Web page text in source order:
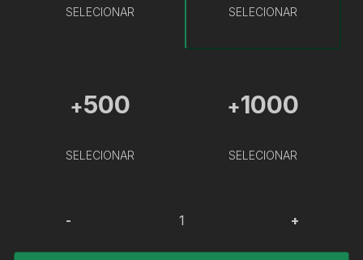
SELECIONAR SELECIONAR
+500
SELECIONAR
+1000
SELECIONAR
- +